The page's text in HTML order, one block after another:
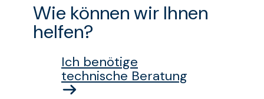
Wie können wir Ihnen
helfen?
Ich benötige
technische Beratung